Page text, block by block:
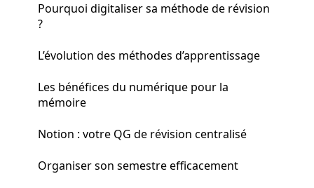
Pourquoi digitaliser sa méthode de révision
?
L’évolution des méthodes d’apprentissage
Les bénéfices du numérique pour la
mémoire
Notion : votre QG de révision centralisé
Organiser son semestre efficacement